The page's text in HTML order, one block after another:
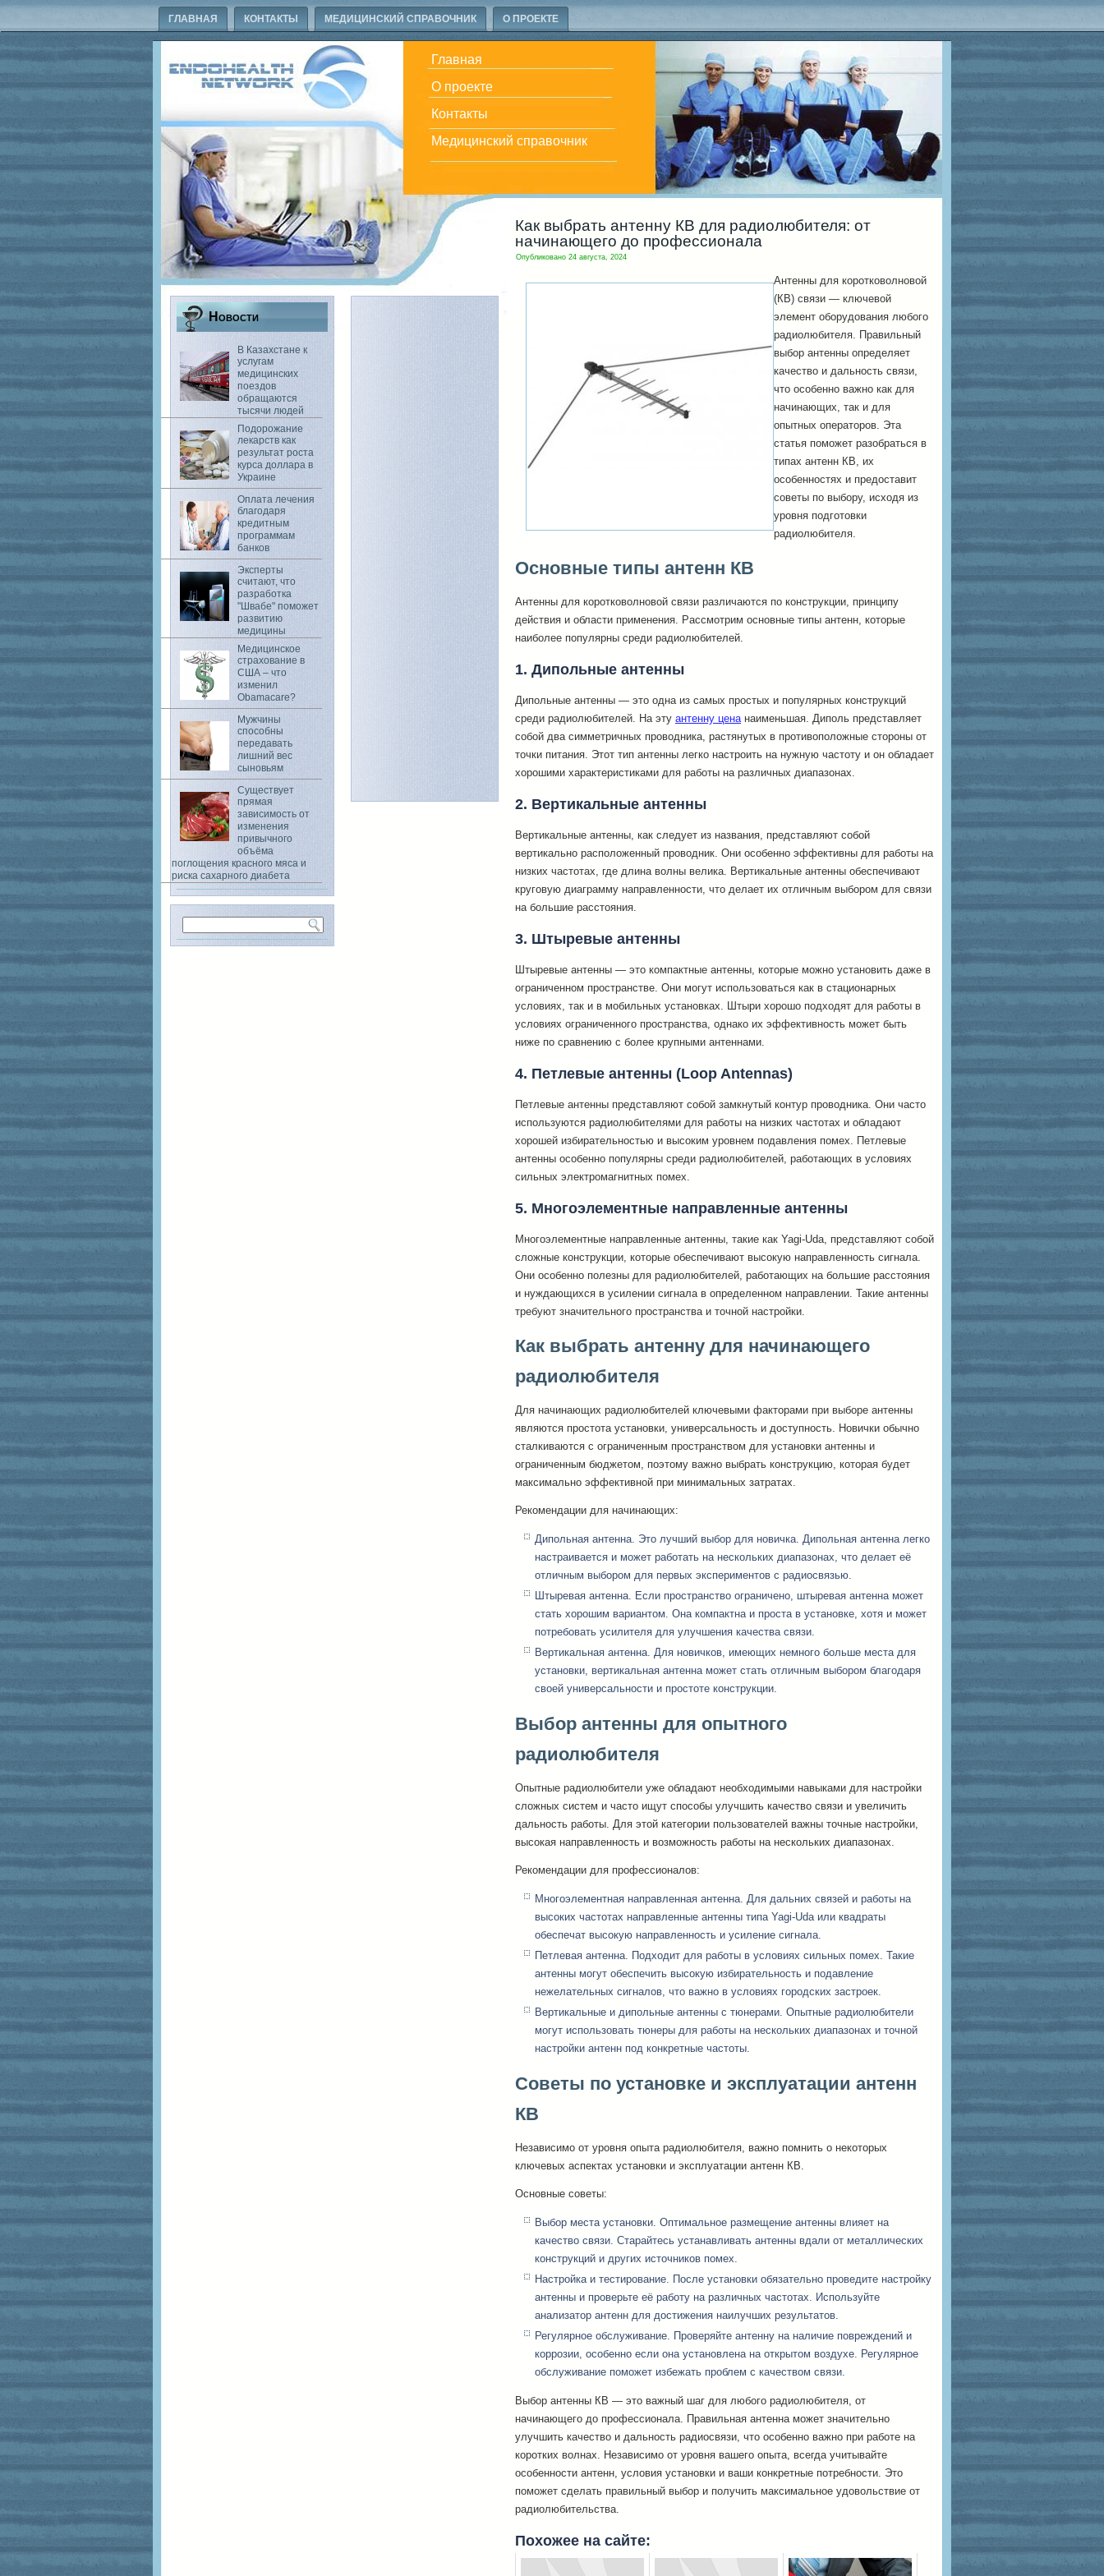
ГЛАВНАЯ КОНТАКТЫ МЕДИЦИНСКИЙ СПРАВОЧНИК О ПРОЕКТЕ
Главная
О проекте
Контакты
Медицинский справочник
Новости
В Казахстане к
услугам
медицинских
поездов
обращаются
тысячи людей
Подорожание
лекарств как
результат роста
курса доллара в
Украине
Оплата лечения
благодаря
кредитным
программам
банков
Эксперты
считают, что
разработка
"Швабе" поможет
развитию
медицины
Медицинское
страхование в
США – что
изменил
Obamacare?
Мужчины
способны
передавать
лишний вес
сыновьям
Существует
прямая
зависимость от
изменения
привычного
объёма
поглощения красного мяса и
риска сахарного диабета
Как выбрать антенну КВ для радиолюбителя: от
начинающего до профессионала
Опубликовано 24 августа, 2024
Антенны для коротковолновой
(КВ) связи — ключевой
элемент оборудования любого
радиолюбителя. Правильный
выбор антенны определяет
качество и дальность связи,
что особенно важно как для
начинающих, так и для
опытных операторов. Эта
статья поможет разобраться в
типах антенн КВ, их
особенностях и предоставит
советы по выбору, исходя из
уровня подготовки
радиолюбителя.
Основные типы антенн КВ
Антенны для коротковолновой связи различаются по конструкции, принципу
действия и области применения. Рассмотрим основные типы антенн, которые
наиболее популярны среди радиолюбителей.
1. Дипольные антенны
Дипольные антенны — это одна из самых простых и популярных конструкций
среди радиолюбителей. На эту антенну ценанаименьшая. Диполь представляет
собой два симметричных проводника, растянутых в противоположные стороны от
точки питания. Этот тип антенны легко настроить на нужную частоту и он обладает
хорошими характеристиками для работы на различных диапазонах.
2. Вертикальные антенны
Вертикальные антенны, как следует из названия, представляют собой
вертикально расположенный проводник. Они особенно эффективны для работы на
низких частотах, где длина волны велика. Вертикальные антенны обеспечивают
круговую диаграмму направленности, что делает их отличным выбором для связи
на большие расстояния.
3. Штыревые антенны
Штыревые антенны — это компактные антенны, которые можно установить даже в
ограниченном пространстве. Они могут использоваться как в стационарных
условиях, так и в мобильных установках. Штыри хорошо подходят для работы в
условиях ограниченного пространства, однако их эффективность может быть
ниже по сравнению с более крупными антеннами.
4. Петлевые антенны (Loop Antennas)
Петлевые антенны представляют собой замкнутый контур проводника. Они часто
используются радиолюбителями для работы на низких частотах и обладают
хорошей избирательностью и высоким уровнем подавления помех. Петлевые
антенны особенно популярны среди радиолюбителей, работающих в условиях
сильных электромагнитных помех.
5. Многоэлементные направленные антенны
Многоэлементные направленные антенны, такие как Yagi-Uda, представляют собой
сложные конструкции, которые обеспечивают высокую направленность сигнала.
Они особенно полезны для радиолюбителей, работающих на большие расстояния
и нуждающихся в усилении сигнала в определенном направлении. Такие антенны
требуют значительного пространства и точной настройки.
Как выбрать антенну для начинающего
радиолюбителя
Для начинающих радиолюбителей ключевыми факторами при выборе антенны
являются простота установки, универсальность и доступность. Новички обычно
сталкиваются с ограниченным пространством для установки антенны и
ограниченным бюджетом, поэтому важно выбрать конструкцию, которая будет
максимально эффективной при минимальных затратах.
Рекомендации для начинающих:
Дипольная антенна. Это лучший выбор для новичка. Дипольная антенна легко
настраивается и может работать на нескольких диапазонах, что делает её
отличным выбором для первых экспериментов с радиосвязью.
Штыревая антенна. Если пространство ограничено, штыревая антенна может
стать хорошим вариантом. Она компактна и проста в установке, хотя и может
потребовать усилителя для улучшения качества связи.
Вертикальная антенна. Для новичков, имеющих немного больше места для
установки, вертикальная антенна может стать отличным выбором благодаря
своей универсальности и простоте конструкции.
Выбор антенны для опытного
радиолюбителя
Опытные радиолюбители уже обладают необходимыми навыками для настройки
сложных систем и часто ищут способы улучшить качество связи и увеличить
дальность работы. Для этой категории пользователей важны точные настройки,
высокая направленность и возможность работы на нескольких диапазонах.
Рекомендации для профессионалов:
Многоэлементная направленная антенна. Для дальних связей и работы на
высоких частотах направленные антенны типа Yagi-Uda или квадраты
обеспечат высокую направленность и усиление сигнала.
Петлевая антенна. Подходит для работы в условиях сильных помех. Такие
антенны могут обеспечить высокую избирательность и подавление
нежелательных сигналов, что важно в условиях городских застроек.
Вертикальные и дипольные антенны с тюнерами. Опытные радиолюбители
могут использовать тюнеры для работы на нескольких диапазонах и точной
настройки антенн под конкретные частоты.
Советы по установке и эксплуатации антенн
КВ
Независимо от уровня опыта радиолюбителя, важно помнить о некоторых
ключевых аспектах установки и эксплуатации антенн КВ.
Основные советы:
Выбор места установки. Оптимальное размещение антенны влияет на
качество связи. Старайтесь устанавливать антенны вдали от металлических
конструкций и других источников помех.
Настройка и тестирование. После установки обязательно проведите настройку
антенны и проверьте её работу на различных частотах. Используйте
анализатор антенн для достижения наилучших результатов.
Регулярное обслуживание. Проверяйте антенну на наличие повреждений и
коррозии, особенно если она установлена на открытом воздухе. Регулярное
обслуживание поможет избежать проблем с качеством связи.
Выбор антенны КВ — это важный шаг для любого радиолюбителя, от
начинающего до профессионала. Правильная антенна может значительно
улучшить качество и дальность радиосвязи, что особенно важно при работе на
коротких волнах. Независимо от уровня вашего опыта, всегда учитывайте
особенности антенн, условия установки и ваши конкретные потребности. Это
поможет сделать правильный выбор и получить максимальное удовольствие от
радиолюбительства.
Похожее на сайте: